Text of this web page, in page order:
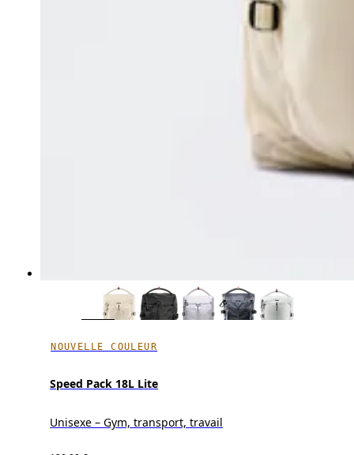
NOUVELLE COULEUR
Speed Pack 18L Lite
Unisexe – Gym, transport, travail